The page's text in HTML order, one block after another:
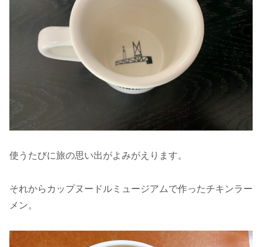
使うたびに旅の思い出がよみがえります。
それからカップヌードルミュージアムで作ったチキンラー
メン。